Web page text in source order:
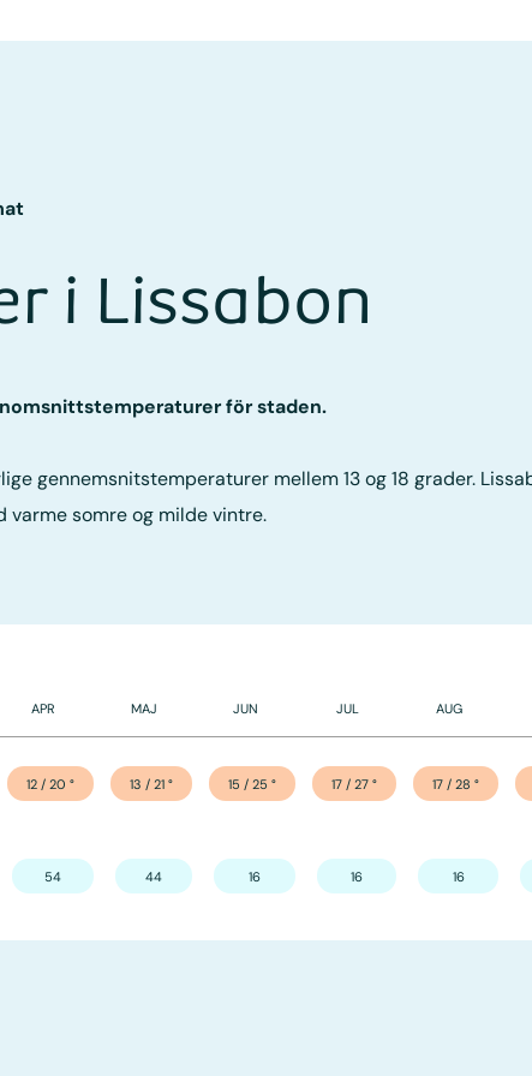
i Lissabon
för staden.
gennemsnitstemperaturer mellem 13 og 18 grader.
somre og milde vintre.
APR MAJ JUN JUL AUG
12 / 20 ° 13 / 21 ° 15 / 25 ° 17 / 27 ° 17 / 28 °
54 44 16 16 16